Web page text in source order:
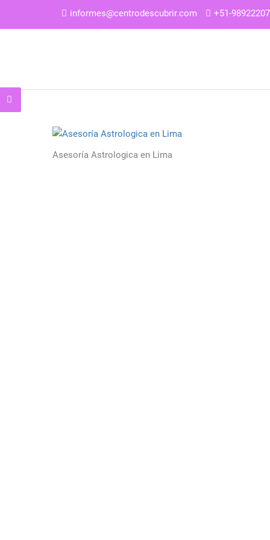
informes@centrodescubrir.com +51-
Asesoría Astrologica en Lima